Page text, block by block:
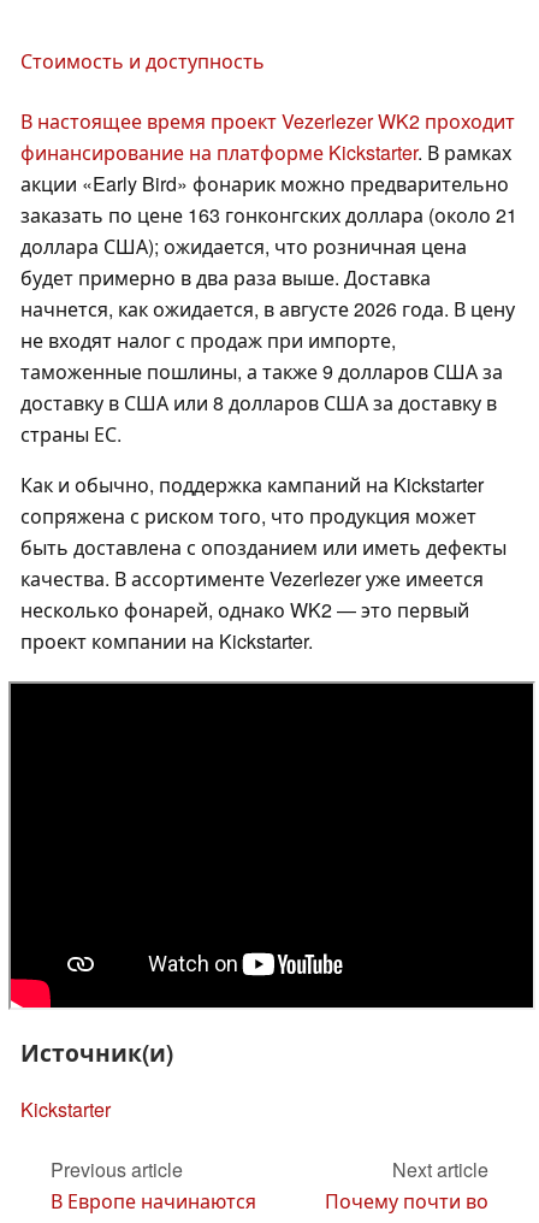
Стоимость и доступность
В настоящее время проект Vezerlezer WK2 проходит
финансирование на платформе Kickstarter. В рамках
акции «Early Bird» фонарик можно предварительно
заказать по цене 163 гонконгских доллара (около 21
доллара США); ожидается, что розничная цена
будет примерно в два раза выше. Доставка
начнется, как ожидается, в августе 2026 года. В цену
не входят налог с продаж при импорте,
таможенные пошлины, а также 9 долларов США за
доставку в США или 8 долларов США за доставку в
страны ЕС.
Как и обычно, поддержка кампаний на Kickstarter
сопряжена с риском того, что продукция может
быть доставлена с опозданием или иметь дефекты
качества. В ассортименте Vezerlezer уже имеется
несколько фонарей, однако WK2 — это первый
проект компании на Kickstarter.
Источник(и)
Kickstarter
Previous article
В Европе начинаются
Next article
Почему почти во